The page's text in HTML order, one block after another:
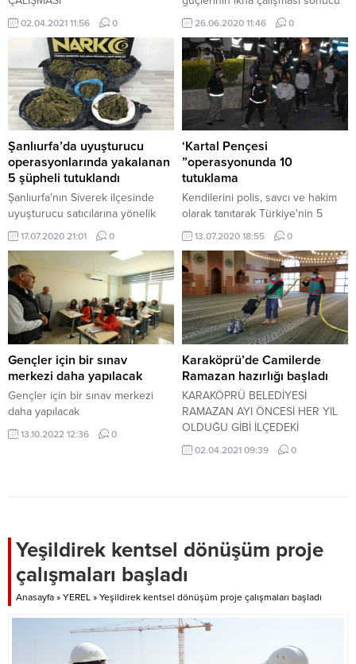
02.04.2021 11:56 0
teslim oldu.
26.06.2020 11:46 0
Şanlıurfa’da uyuşturucu
operasyonlarında yakalanan
5 şüpheli tutuklandı
Şanlıurfa'nın Siverek ilçesinde
uyuşturucu satıcılarına yönelik
düzenlenen iki ayrı operasyonda
gözaltına alınan 5 şüpheli
tutuklandı.
17.07.2020 21:01 0
‘Kartal Pençesi
”operasyonunda 10
tutuklama
Kendilerini polis, savcı ve hakim
olarak tanıtarak Türkiye'nin 5
farklı ilinde dolandırıcılık olayına
adı karışan ve Muğla polisi
tarafından gözaltına alınan 17
şüpheliden 10'u tutuklandı.
13.07.2020 18:55 0
Gençler için bir sınav
merkezi daha yapılacak
Gençler için bir sınav merkezi
daha yapılacak
13.10.2022 12:36 0
Karaköprü’de Camilerde
Ramazan hazırlığı başladı
KARAKÖPRÜ BELEDİYESİ
RAMAZAN AYI ÖNCESİ HER YIL
OLDUĞU GİBİ İLÇEDEKİ
CAMİLERDE TEMİZLİK ÇALIŞMASI
YAPARAK İBADETHANELERİ 11
02.04.2021 09:39 0
Yeşildirek kentsel dönüşüm proje
çalışmaları başladı
Anasayfa » YEREL » Yeşildirek kentsel dönüşüm proje çalışmaları başladı